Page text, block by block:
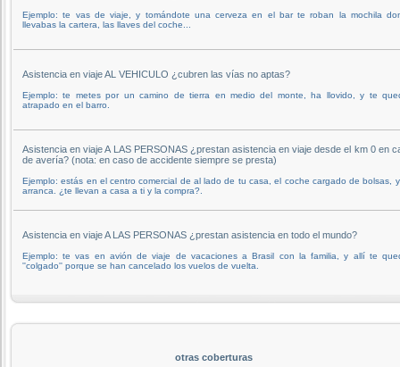
Ejemplo: te vas de viaje, y tomándote una cerveza en el bar te roban la mochila
llevabas la cartera, las llaves del coche...
Asistencia en viaje AL VEHICULO ¿cubren las vías no aptas?
Ejemplo: te metes por un camino de tierra en medio del monte, ha llovido, y te
atrapado en el barro.
Asistencia en viaje A LAS PERSONAS ¿prestan asistencia en viaje desde el km 0 en
de avería? (nota: en caso de accidente siempre se presta)
Ejemplo: estás en el centro comercial de al lado de tu casa, el coche cargado de bolsas,
arranca. ¿te llevan a casa a ti y la compra?.
Asistencia en viaje A LAS PERSONAS ¿prestan asistencia en todo el mundo?
Ejemplo: te vas en avión de viaje de vacaciones a Brasil con la familia, y allí te
''colgado'' porque se han cancelado los vuelos de vuelta.
otras coberturas